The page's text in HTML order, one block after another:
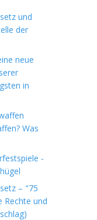
und
der
neue
in
Was
-
– "75
Rechte und